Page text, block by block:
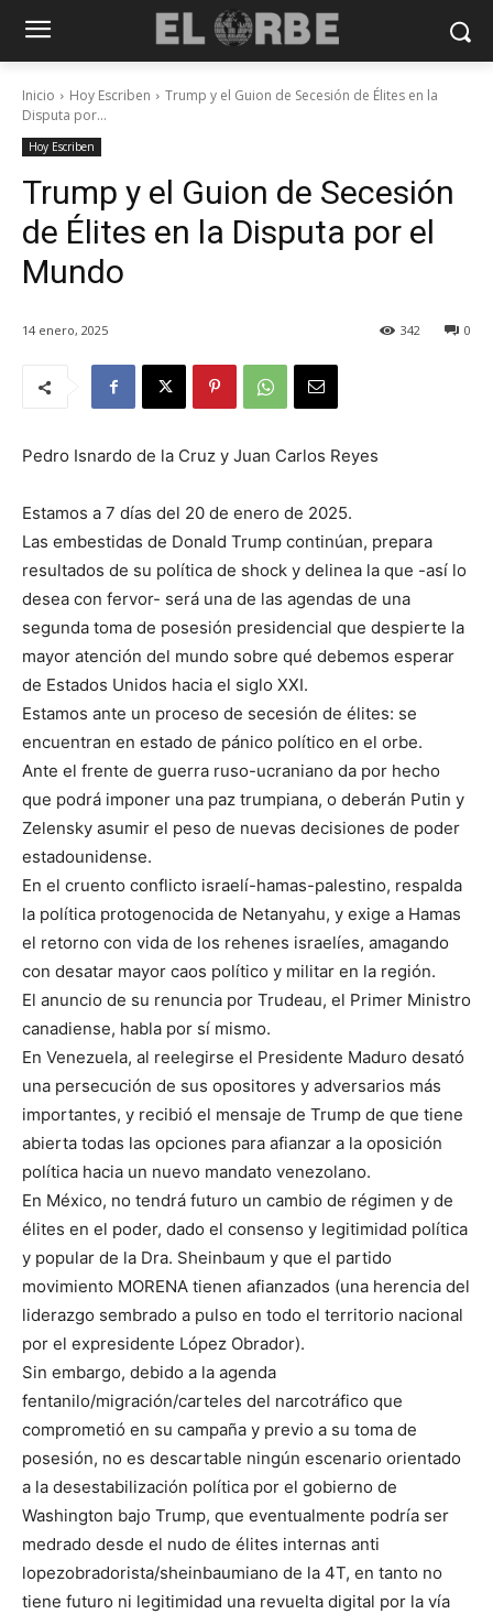
Inicio Hoy Escriben
Trump y el Guion de Secesión de Élites en la
Disputa por...
Hoy Escriben
Trump y el Guion de Secesión
de Élites en la Disputa por el
Mundo
14 enero, 2025 0
342
Pedro Isnardo de la Cruz y Juan Carlos Reyes
Estamos a 7 días del 20 de enero de 2025.
Las embestidas de Donald Trump continúan, prepara
resultados de su política de shock y delinea la que -así lo
desea con fervor- será una de las agendas de una
segunda toma de posesión presidencial que despierte la
mayor atención del mundo sobre qué debemos esperar
de Estados Unidos hacia el siglo XXI.
Estamos ante un proceso de secesión de élites: se
encuentran en estado de pánico político en el orbe.
Ante el frente de guerra ruso-ucraniano da por hecho
que podrá imponer una paz trumpiana, o deberán Putin y
Zelensky asumir el peso de nuevas decisiones de poder
estadounidense.
En el cruento conflicto israelí-hamas-palestino, respalda
la política protogenocida de Netanyahu, y exige a Hamas
el retorno con vida de los rehenes israelíes, amagando
con desatar mayor caos político y militar en la región.
El anuncio de su renuncia por Trudeau, el Primer Ministro
canadiense, habla por sí mismo.
En Venezuela, al reelegirse el Presidente Maduro desató
una persecución de sus opositores y adversarios más
importantes, y recibió el mensaje de Trump de que tiene
abierta todas las opciones para afianzar a la oposición
política hacia un nuevo mandato venezolano.
En México, no tendrá futuro un cambio de régimen y de
élites en el poder, dado el consenso y legitimidad política
y popular de la Dra. Sheinbaum y que el partido
movimiento MORENA tienen afianzados (una herencia del
liderazgo sembrado a pulso en todo el territorio nacional
por el expresidente López Obrador).
Sin embargo, debido a la agenda
fentanilo/migración/carteles del narcotráfico que
comprometió en su campaña y previo a su toma de
posesión, no es descartable ningún escenario orientado
a la desestabilización política por el gobierno de
Washington bajo Trump, que eventualmente podría ser
medrado desde el nudo de élites internas anti
lopezobradorista/sheinbaumiano de la 4T, en tanto no
tiene futuro ni legitimidad una revuelta digital por la vía